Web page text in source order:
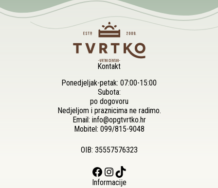
Kontakt
Ponedjeljak-petak: 07:00-15:00
Subota:
po dogovoru
Nedjeljom i praznicima ne radimo.
Email: info@opgtvrtko.hr
Mobitel: 099/815-9048
OIB: 35557576323
Facebook Instagram TikTok
Informacije